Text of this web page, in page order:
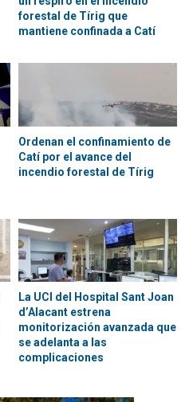
forestal de Tírig que
mantiene confinada a Catí
Ordenan el confinamiento de
Catí por el avance del
incendio forestal de Tírig
La UCI del Hospital Sant Joan
d’Alacant estrena
monitorización avanzada que
se adelanta a las
complicaciones